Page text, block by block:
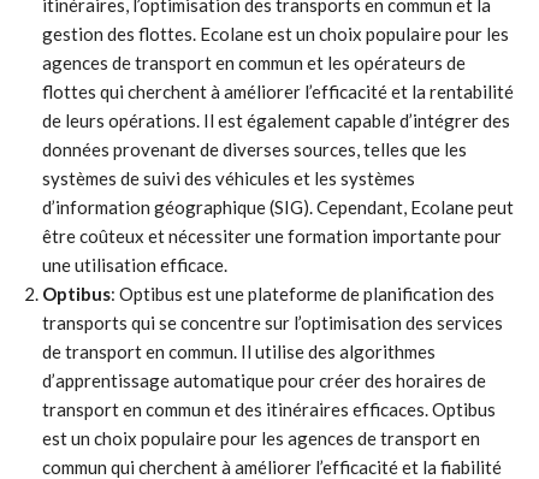
itinéraires, l’optimisation des transports en commun et la
gestion des flottes. Ecolane est un choix populaire pour les
agences de transport en commun et les opérateurs de
flottes qui cherchent à améliorer l’efficacité et la rentabilité
de leurs opérations. Il est également capable d’intégrer des
données provenant de diverses sources, telles que les
systèmes de suivi des véhicules et les systèmes
d’information géographique (SIG). Cependant, Ecolane peut
être coûteux et nécessiter une formation importante pour
une utilisation efficace.
Optibus: Optibus est une plateforme de planification des
transports qui se concentre sur l’optimisation des services
de transport en commun. Il utilise des algorithmes
d’apprentissage automatique pour créer des horaires de
transport en commun et des itinéraires efficaces. Optibus
est un choix populaire pour les agences de transport en
commun qui cherchent à améliorer l’efficacité et la fiabilité